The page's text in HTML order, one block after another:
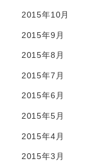
2015年10月
2015年9月
2015年8月
2015年7月
2015年6月
2015年5月
2015年4月
2015年3月